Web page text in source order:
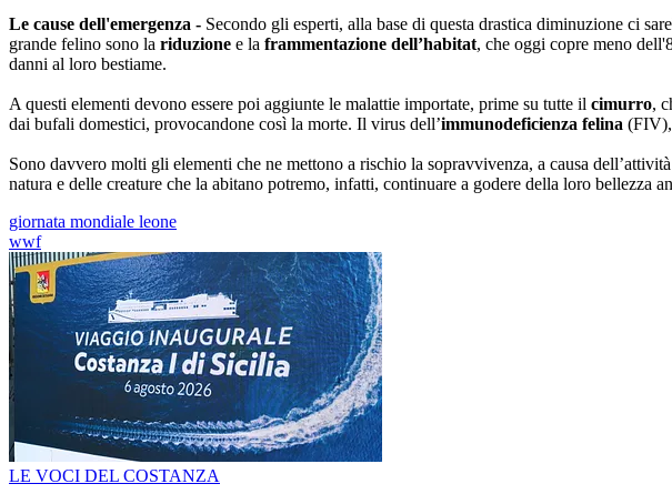
Le cause dell'emergenza - Secondo gli esperti, alla base di questa drastica diminuzione ci
grande felino sono la riduzione e la frammentazione dell’habitat, che oggi copre meno
danni al loro bestiame.
A questi elementi devono essere poi aggiunte le malattie importate, prime su tutte il cimurro,
dai bufali domestici, provocandone così la morte. Il virus dell’immunodeficienza felina (FIV),
Sono davvero molti gli elementi che ne mettono a rischio la sopravvivenza, a causa
natura e delle creature che la abitano potremo, infatti, continuare a godere della loro bellezza
giornata mondiale leone
wwf
LE VOCI DEL COSTANZA